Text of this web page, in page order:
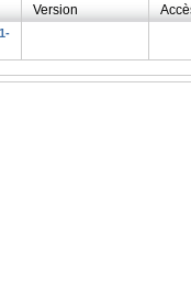
Version